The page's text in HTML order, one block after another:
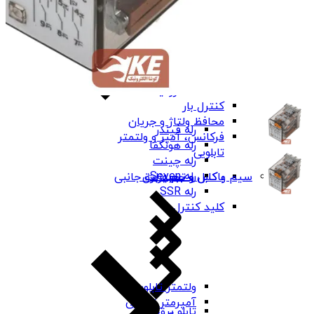
رله فیندر
رله هونگفا
رله چینت
رله Seven
رله SSR
کلید کنترل
کنترل فاز شیوا
کنترل فاز برنا
الکترونیک
کنترل بار
محافظ ولتاژ و جریان
فرکانس، آمپر و ولتمتر
تابلویی
ولتمتر تابلویی
آمپرمتر تابلویی
باکس و جعبه برق
سیم و کابل و تجهیزات جانبی